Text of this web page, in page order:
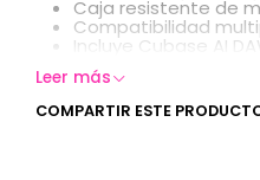
Caja resistente de
Compatibilidad
Incluye Cubase AI
Leer más
COMPARTIR ESTE